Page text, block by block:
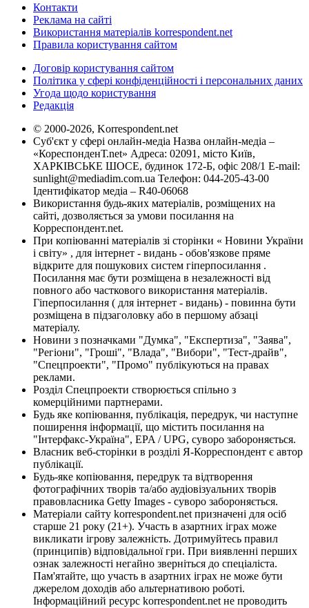
Контакти
Реклама на сайті
Використання матеріалів korrespondent.net
Правила користування сайтом
Договір користування сайтом
Політика у сфері конфіденційності і персональних даних
Угода щодо користування
Редакція
© 2000-2026, Korrespondent.net
Суб'єкт у сфері онлайн-медіа Назва онлайн-медіа –
«КореспонденТ.net» Адреса: 02091, місто Київ,
ХАРКІВСЬКЕ ШОСЕ, будинок 172-Б, офіс 208/1 E-mail:
sunlight@mediadim.com.ua Телефон: 044-205-43-00
Ідентифікатор медіа – R40-06068
Використання будь-яких матеріалів, розміщених на
сайті, дозволяється за умови посилання на
Корреспондент.net.
При копіюванні матеріалів зі сторінки « Новини України
і світу» , для інтернет - видань - обов'язкове пряме
відкрите для пошукових систем гіперпосилання .
Посилання має бути розміщена в незалежності від
повного або часткового використання матеріалів.
Гіперпосилання ( для інтернет - видань) - повинна бути
розміщена в підзаголовку або в першому абзаці
матеріалу.
Новини з позначками "Думка", "Експертиза", "Заява",
"Регіони", "Гроші", "Влада", "Вибори", "Тест-драйв",
"Спецпроекти", "Промо" публікуються на правах
реклами.
Розділ Спецпроекти створюється спільно з
комерційними партнерами.
Будь яке копіювання, публікація, передрук, чи наступне
поширення інформації, що містить посилання на
"Інтерфакс-Україна", EPA / UPG, суворо забороняється.
Власник веб-сторінки в розділі Я-Корреспондент є автор
публікації.
Будь-яке копіювання, передрук та відтворення
фотографічних творів та/або аудіовізуальних творів
правовласника Getty Images - суворо забороняється.
Матеріали сайту korrespondent.net призначені для осіб
старше 21 року (21+). Участь в азартних іграх може
викликати ігрову залежність. Дотримуйтесь правил
(принципів) відповідальної гри. При виявленні перших
ознак залежності негайно зверніться до спеціаліста.
Пам'ятайте, що участь в азартних іграх не може бути
джерелом доходів або альтернативою роботі.
Інформаційний ресурс korrespondent.net не проводить